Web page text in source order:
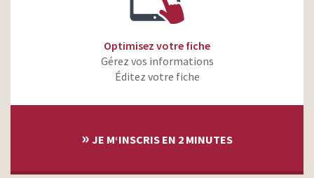
producteur
ANAH – MaPrimeAdapt’
head of production,
producteur
producteur
France – Les limites
connectée
Optimisez votre fiche
Gérez vos informations
Éditez votre fiche
» JE M‘INSCRIS EN 2 MINUTES